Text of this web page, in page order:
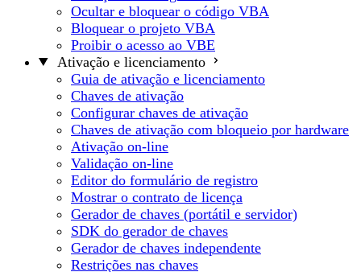
Ocultar e bloquear o código VBA
Bloquear o projeto VBA
Proibir o acesso ao VBE
Ativação e licenciamento
Guia de ativação e licenciamento
Chaves de ativação
Configurar chaves de ativação
Chaves de ativação com bloqueio por hardware
Ativação on-line
Validação on-line
Editor do formulário de registro
Mostrar o contrato de licença
Gerador de chaves (portátil e servidor)
SDK do gerador de chaves
Gerador de chaves independente
Restrições nas chaves